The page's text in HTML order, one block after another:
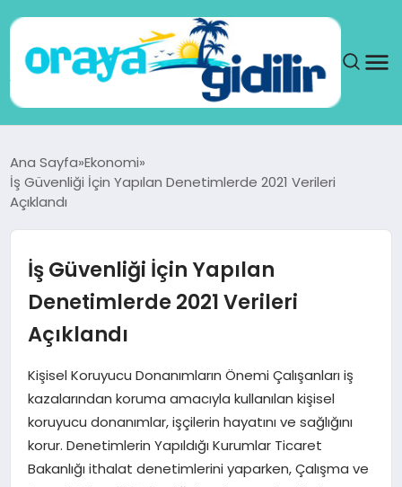
SAĞLIK
SEYAHAT
TEKNOLOJI
YAŞAM
Ana Sayfa Ekonomi
İş Güvenliği İçin Yapılan Denetimlerde 2021 Verileri
Açıklandı
İş Güvenliği İçin Yapılan
Denetimlerde 2021 Verileri
Açıklandı
Kişisel Koruyucu Donanımların Önemi Çalışanları iş
kazalarından koruma amacıyla kullanılan kişisel
koruyucu donanımlar, işçilerin hayatını ve sağlığını
korur. Denetimlerin Yapıldığı Kurumlar Ticaret
Bakanlığı ithalat denetimlerini yaparken, Çalışma ve